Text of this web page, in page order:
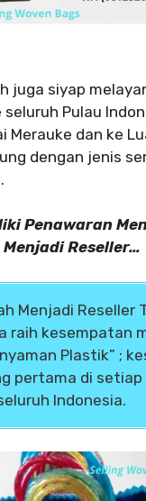
juga siyap
Pulau
Merauke dan ke
dengan jenis
Penawaran
Menjadi Reseller…
Menjadi Reseller
raih kesempatan
Plastik” ;
pertama di
Indonesia.